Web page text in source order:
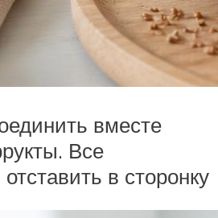
вместе
Все
в сторонку